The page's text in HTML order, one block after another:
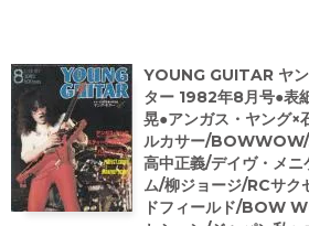
YOUNG GUITAR ヤ
ター 1982年8月号●表
晃●アンガス・ヤング×
ルカサー/
高中正義/デイヴ・メ
ム/柳ジョージ/RCサク
ドフィールド/BOW